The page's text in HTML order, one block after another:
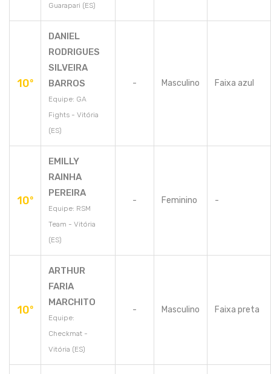
Guarapari (ES)
10º
DANIEL
RODRIGUES
SILVEIRA
BARROS
Equipe: GA
Fights - Vitória
(ES)
- Masculino Faixa azul
10º
EMILLY
RAINHA
PEREIRA
Equipe: RSM
Team - Vitória
(ES)
- Feminino -
10º
ARTHUR
FARIA
MARCHITO
Equipe:
Checkmat -
Vitória (ES)
- Masculino Faixa preta